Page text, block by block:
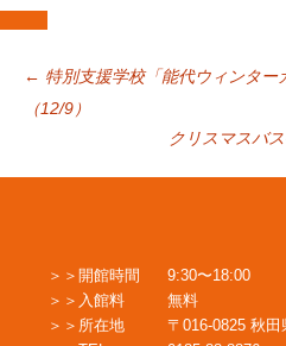
投
稿
ビ
← 特別支援学校「能代ウィンター
（
クリスマスバ
開館時間
9:30〜18:00
入館料
無料
所在地
〒016-0825 秋